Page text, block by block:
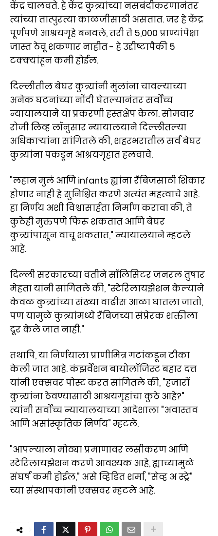
केंद्र चालवते. हे केंद्र कुत्र्यांच्या नसबंदीकरणानंतर
त्यांच्या तात्पुरत्या काळजीसाठी असतात. जर हे केंद्र
पूर्णपणे आश्रयगृहे बनवले, तरी ते 5,000 प्राण्यांपेक्षा
जास्त ठेवू शकणार नाहीत - हे उद्दीष्टापैकी 5
टक्क्यांहून कमी होईल.
दिल्लीतील बेघर कुत्र्यांनी मुलांना चावल्याच्या
अनेक घटनांच्या नोंदी घेतल्यानंतर सर्वोच्च
न्यायालयाने या प्रकरणी हस्तक्षेप केला. सोमवार
रोजी लिव्ह लॉनुसार न्यायालयाने दिल्लीतल्या
अधिकार्‍यांना सांगितले की, शहरभरातील सर्व बेघर
कुत्र्यांना पकडून आश्रयगृहात हलवावे.
"लहान मुलं आणि infants ह्यांना रॅबिजसाठी शिकार
होणार नाही हे सुनिश्चित करणे अत्यंत महत्वाचे आहे.
हा निर्णय अशी विश्वासार्हता निर्माण करावा की, ते
कुठेही मुक्तपणे फिरू शकतात आणि बेघर
कुत्र्यांपासून वाचू शकतात," न्यायालयाने म्हटले
आहे.
दिल्ली सरकारच्या वतीने सॉलिसिटर जनरल तुषार
मेहता यांनी सांगितले की, "स्टेरिलायझेशन केल्याने
केवळ कुत्र्यांच्या संख्या वाढीस आळा घातला जातो,
पण यामुळे कुत्र्यांमध्ये रॅबिजच्या संप्रेरक शक्तीला
दूर केले जात नाही."
तथापि, या निर्णयाला प्राणीमित्र गटांकडून टीका
केली जात आहे. कंझर्वेशन बायोलॉजिस्ट बहार दत्त
यांनी एक्सवर पोस्ट करत सांगितले की, "हजारों
कुत्र्यांना ठेवण्यासाठी आश्रयगृहांचा कुठे आहे?"
त्यांनी सर्वोच्च न्यायालयाच्या आदेशाला "अवास्तव
आणि असांस्कृतिक निर्णय" म्हटले.
"आपल्याला मोठ्या प्रमाणावर लसीकरण आणि
स्टेरिलायझेशन करणे आवश्यक आहे, ह्याच्यामुळे
संघर्ष कमी होईल," असे व्हिडित शर्मा, "सेव्ह अ स्ट्रे"
च्या संस्थापकांनी एक्सवर म्हटले आहे.